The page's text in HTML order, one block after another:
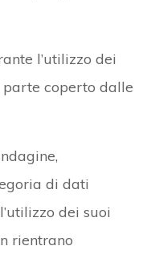
l’utilizzo dei
parte coperto dalle
di dati
dei suoi
rientrano